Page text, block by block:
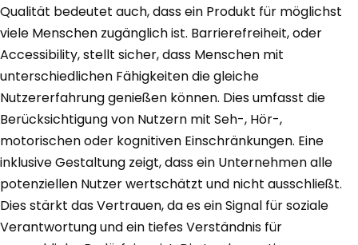
Qualität bedeutet auch, dass ein Produkt für möglichst
viele Menschen zugänglich ist. Barrierefreiheit, oder
Accessibility, stellt sicher, dass Menschen mit
unterschiedlichen Fähigkeiten die gleiche
Nutzererfahrung genießen können. Dies umfasst die
Berücksichtigung von Nutzern mit Seh-, Hör-,
motorischen oder kognitiven Einschränkungen. Eine
inklusive Gestaltung zeigt, dass ein Unternehmen alle
potenziellen Nutzer wertschätzt und nicht ausschließt.
Dies stärkt das Vertrauen, da es ein Signal für soziale
Verantwortung und ein tiefes Verständnis für